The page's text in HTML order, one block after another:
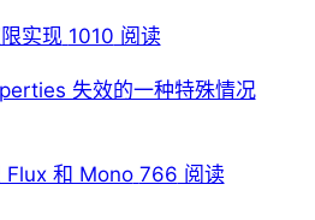
实现 1010 阅读
失效的一种特殊情况
和 Mono 766 阅读